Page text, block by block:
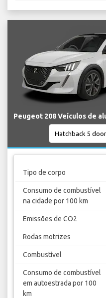
Peugeot 208 Veículos de
Tipo de corpo
Consumo de combustível
na cidade por 100 km
Emissões de CO2
Rodas motrizes
Combustível
Consumo de combustível
em autoestrada por 100
km